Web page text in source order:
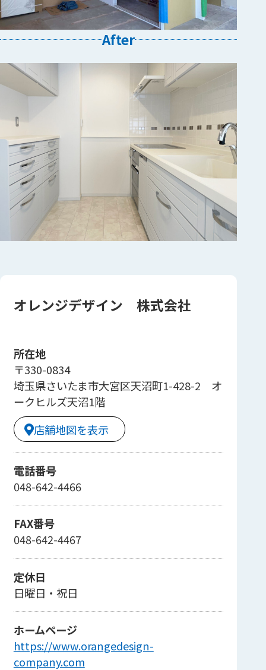
After
オレンジデザイン 株式会社
所在地
〒330-0834
埼玉県さいたま市大宮区天沼町1-428-2 オ
ークヒルズ天沼1階
店舗地図を表示
電話番号
048-642-4466
FAX番号
048-642-4467
定休日
日曜日・祝日
ホームページ
https://www.orangedesign-
company.com